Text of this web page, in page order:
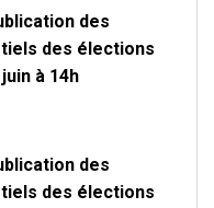
des
des élections
à 14h
des
des élections